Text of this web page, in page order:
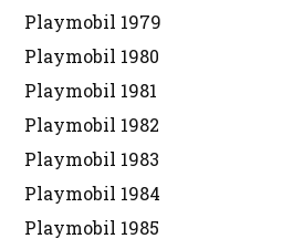
Playmobil 1979
Playmobil 1980
Playmobil 1981
Playmobil 1982
Playmobil 1983
Playmobil 1984
Playmobil 1985